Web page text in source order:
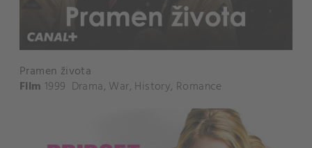
Pramen života
Film 1999 Drama, War, History, Romance